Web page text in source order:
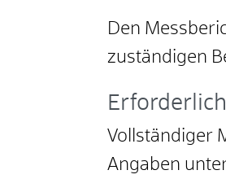
Den
zuständigen
Vollständiger
Angaben